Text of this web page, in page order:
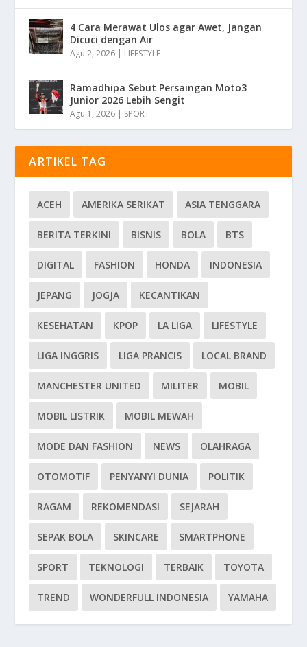
4 Cara Merawat Ulos agar Awet, Jangan
Dicuci dengan Air
Agu 2, 2026 | LIFESTYLE
Ramadhipa Sebut Persaingan Moto3
Junior 2026 Lebih Sengit
Agu 1, 2026 | SPORT
ARTIKEL TAG
ACEH AMERIKA SERIKAT ASIA TENGGARA
BERITA TERKINI BISNIS BOLA BTS
DIGITAL FASHION HONDA INDONESIA
JEPANG JOGJA KECANTIKAN
KESEHATAN KPOP LA LIGA LIFESTYLE
LIGA INGGRIS LIGA PRANCIS LOCAL BRAND
MANCHESTER UNITED MILITER MOBIL
MOBIL LISTRIK MOBIL MEWAH
MODE DAN FASHION NEWS OLAHRAGA
OTOMOTIF PENYANYI DUNIA POLITIK
RAGAM REKOMENDASI SEJARAH
SEPAK BOLA SKINCARE SMARTPHONE
SPORT TEKNOLOGI TERBAIK TOYOTA
TREND WONDERFULL INDONESIA YAMAHA